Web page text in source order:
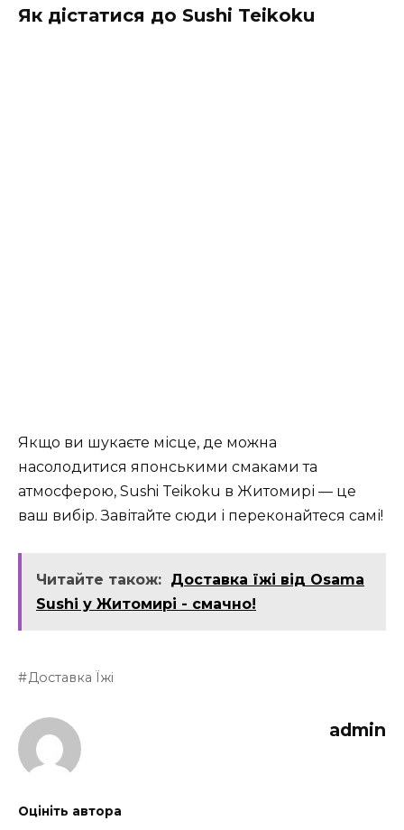
Як дістатися до Sushi Teikoku
Якщо ви шукаєте місце, де можна
насолодитися японськими смаками та
атмосферою, Sushi Teikoku в Житомирі — це
ваш вибір. Завітайте сюди і переконайтеся самі!
Читайте також: Доставка їжі від Osama
Sushi у Житомирі - смачно!
Доставка Їжі
admin
Оцініть автора